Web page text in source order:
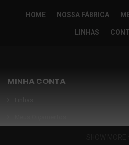
HOME NOSSA FÁBRICA
LINHAS
MINHA CONTA